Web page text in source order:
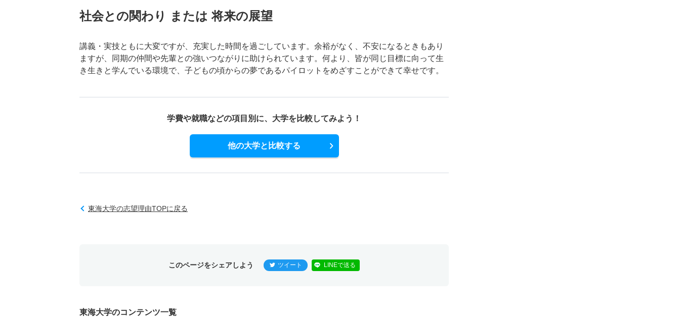
社会との関わり または 将来の展望
講義・実技ともに大変ですが、充実した時間を過ごしています。余裕がなく、不安になるときもあり
ますが、同期の仲間や先輩との強いつながりに助けられています。何より、皆が同じ目標に向って生
き生きと学んでいる環境で、子どもの頃からの夢であるパイロットをめざすことができて幸せです。
学費や就職などの項目別に、 大学を比較してみよう！
他の大学と比較する
東海大学の志望理由TOPに戻る
このページをシェアしよう ツイート LINEで送る
東海大学のコンテンツ一覧